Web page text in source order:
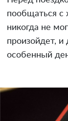
пообщаться с
никогда не
произойдет, и
особенный